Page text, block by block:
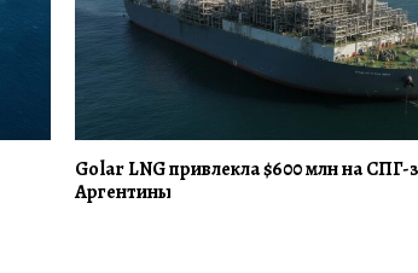
Golar LNG привлекла $600 млн на
Аргентины